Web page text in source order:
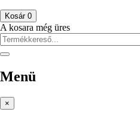
Kosár 0
A kosara még üres
Menü
×